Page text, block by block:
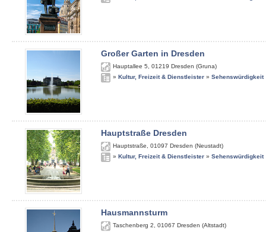
Großer Garten in Dresden
Hauptallee 5 01219 Dresden (Gruna)
» Kultur, Freizeit & Dienstleister » Sehenswürdigkeit
Hauptstraße Dresden
Hauptstraße 01097 Dresden (Neustadt)
» Kultur, Freizeit & Dienstleister » Sehenswürdigkeit
Hausmannsturm
Taschenberg 2 01067 Dresden (Altstadt)